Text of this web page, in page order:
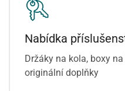
Nabídka
Držáky na kola, boxy
originální doplňky